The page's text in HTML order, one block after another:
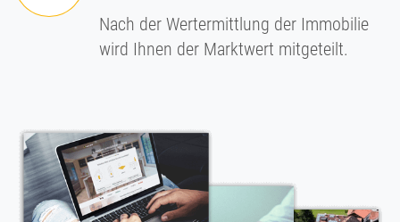
Nach der Wertermittlung der Immobilie
wird Ihnen der Marktwert mitgeteilt.